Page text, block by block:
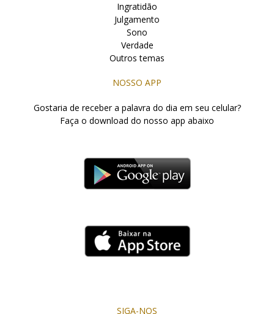
Ingratidão
Julgamento
Sono
Verdade
Outros temas
NOSSO APP
Gostaria de receber a palavra do dia em seu celular?
Faça o download do nosso app abaixo
SIGA-NOS